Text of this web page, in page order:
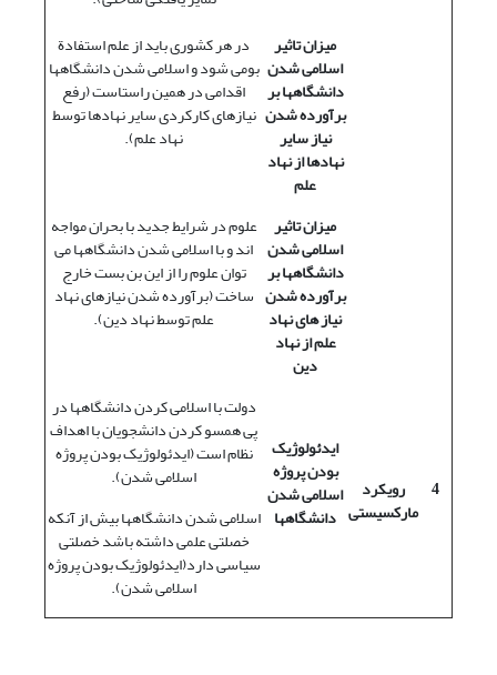
میزان تاثیر
اسلامی شدن
دانشگاهها بر
برآورده شدن
نیاز سایر
نهادها از نهاد
علم
در هر کشوری باید از علم استفادة
بومی شود و اسلامی شدن دانشگاهها
اقدامی در همین راستاست (رفع
نیازهای کارکردی سایر نهادها توسط
نهاد علم).
میزان تاثیر
اسلامی شدن
دانشگاهها بر
برآورده شدن
نیاز های نهاد
علم از نهاد
دین
علوم در شرایط جدید با بحران مواجه
اند و با اسلامی شدن دانشگاهها می
توان علوم را از این بن بست خارج
ساخت (برآورده شدن نیازهای نهاد
علم توسط نهاد دین).
4 رویکرد
مارکسیستی
ایدئولوژیک
بودن پروژه
اسلامی شدن
دانشگاهها
دولت با اسلامی کردن دانشگاهها در
پی همسو کردن دانشجویان با اهداف
نظام است (ایدئولوژیک بودن پروژه
اسلامی شدن).
اسلامی شدن دانشگاهها بیش از آنکه
خصلتی علمی داشته باشد خصلتی
سیاسی دارد(ایدئولوژیک بودن پروژه
اسلامی شدن).